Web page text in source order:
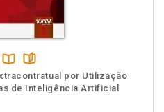
Disponível
na
páginas
por Utilização
de Inteligência Artificial